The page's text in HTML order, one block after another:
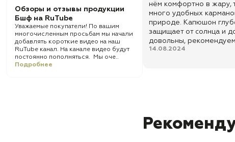
Обзоры и отзывы продукции
Бшф на RuTube
Уважаемые покупатели! По вашим
многочисленным просьбам мы начали
добавлять короткие видео на наш
RuTube канал. На канале видео будут
постоянно пополняться. Мы оче..
Подробнее
нём комфортно в жару,
много удобных
природе. Капюшон
защищает от солнца и
довольны,
14.08.2024